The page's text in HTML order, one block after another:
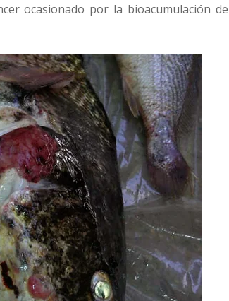
ocasionado por la bioacumulación de